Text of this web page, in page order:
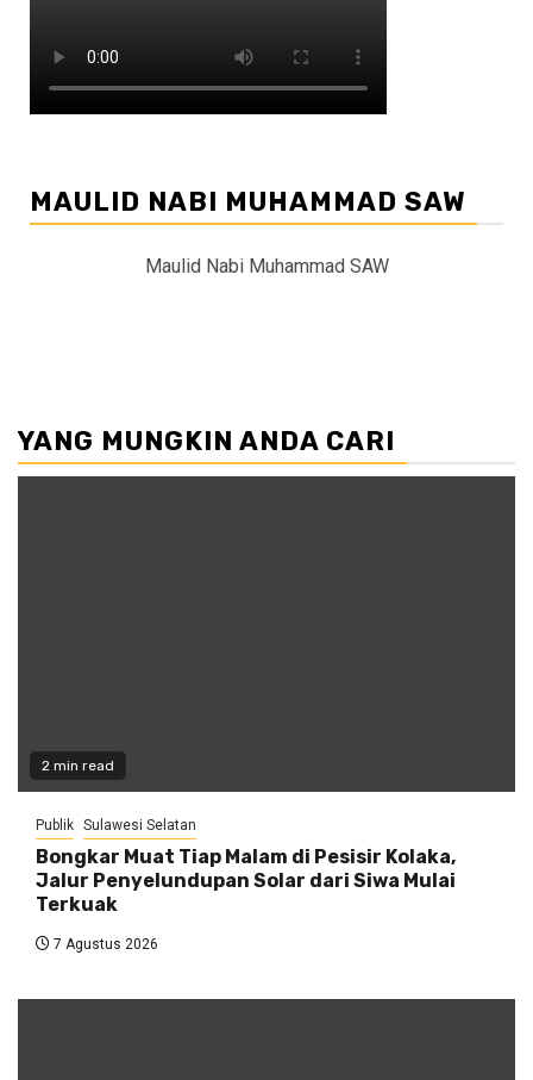
MAULID NABI MUHAMMAD SAW
Maulid Nabi Muhammad SAW
YANG MUNGKIN ANDA CARI
2 min read
Publik Sulawesi Selatan
Bongkar Muat Tiap Malam di Pesisir Kolaka,
Jalur Penyelundupan Solar dari Siwa Mulai
Terkuak
7 Agustus 2026